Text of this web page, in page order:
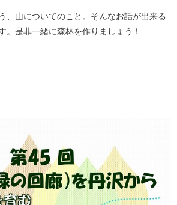
、山についてのこと。そんなお話が出来る
。是非一緒に森林を作りましょう！